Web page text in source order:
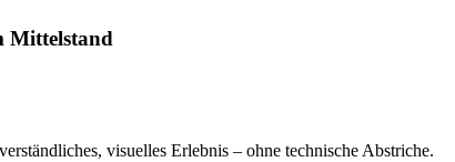
Mittelstand
visuelles Erlebnis – ohne technische Abstriche.